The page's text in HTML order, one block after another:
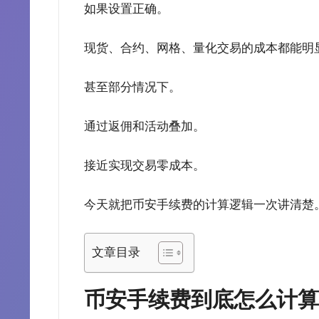
如果设置正确。
现货、合约、网格、量化交易的成本都能明
甚至部分情况下。
通过返佣和活动叠加。
接近实现交易零成本。
今天就把币安手续费的计算逻辑一次讲清楚。
文章目录
币安手续费到底怎么计